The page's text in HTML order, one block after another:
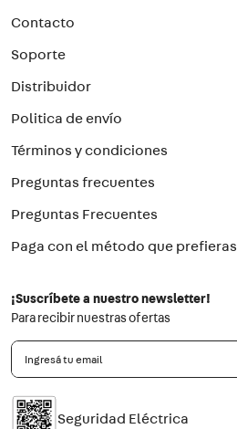
Contacto
Soporte
Distribuidor
Politica de envío
Términos y condiciones
Preguntas frecuentes
Preguntas Frecuentes
Paga con el método que prefieras
¡Suscríbete a nuestro newsletter!
Para recibir nuestras ofertas
Seguridad Eléctrica